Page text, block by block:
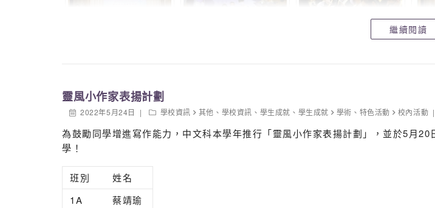
3A
温浩强
3B
3B
黃達琦
3C
陳芷筠
繼續閱讀
靈風小作家表揚計劃
2022年5月24日 學校資訊 其他 、 學校資訊 、 學生成就 、 學生成就 學術 、 特色活動 校內活動
為鼓勵同學增進寫作能力，中文科本學年推行「靈風小作家表揚計劃」，並於5月
學！
班別
姓名
1A
蔡靖瑜